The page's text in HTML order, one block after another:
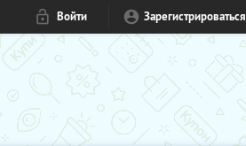
Войти Зарегистрироваться